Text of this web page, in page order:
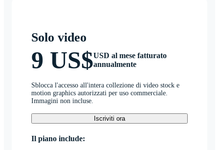
Solo video
9 US$USD al mese fatturato
annualmente
Sblocca l'accesso all'intera collezione di video stock e
motion graphics autorizzati per uso commerciale.
Immagini non incluse.
Iscriviti ora
Il piano include: